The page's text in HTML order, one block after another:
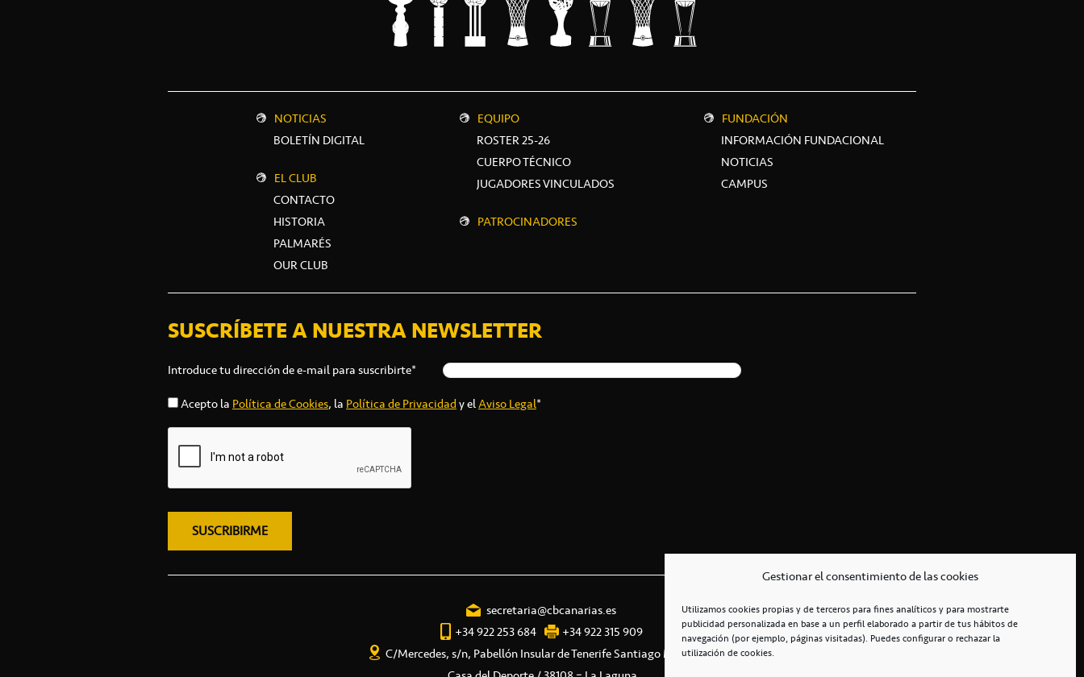
Gestionar el consentimiento de las cookies
Utilizamos cookies propias y de terceros para fines analíticos y para mostrarte
publicidad personalizada en base a un perfil elaborado a partir de tus hábitos de
navegación (por ejemplo, páginas visitadas). Puedes configurar o rechazar la
utilización de cookies.
NOTICIAS
BOLETÍN DIGITAL
EL CLUB
CONTACTO
HISTORIA
PALMARÉS
OUR CLUB
EQUIPO
ROSTER 25-26
CUERPO TÉCNICO
JUGADORES VINCULADOS
PATROCINADORES
FUNDACIÓN
INFORMACIÓN FUNDACIONAL
NOTICIAS
CAMPUS
SUSCRÍBETE A NUESTRA NEWSLETTER
Introduce tu dirección de e-mail para suscribirte*
Acepto la Política de Cookies, la Política de Privacidady elAviso Legal*
secretaria@cbcanarias.es
+34 922 253 684
+34 922 315 909
C/Mercedes, s/n, Pabellón Insular de Tenerife Santiago Martín